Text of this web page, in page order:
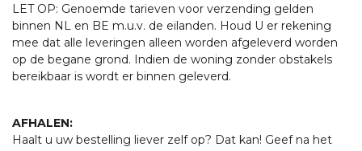
LET OP: Genoemde tarieven voor verzending gelden
binnen NL en BE m.u.v. de eilanden. Houd U er rekening
mee dat alle leveringen alleen worden afgeleverd worden
op de begane grond. Indien de woning zonder obstakels
bereikbaar is wordt er binnen geleverd.
AFHALEN:
Haalt u uw bestelling liever zelf op? Dat kan! Geef na het